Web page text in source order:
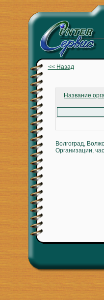
<< Назад
Название
Волгоград,
Организации,